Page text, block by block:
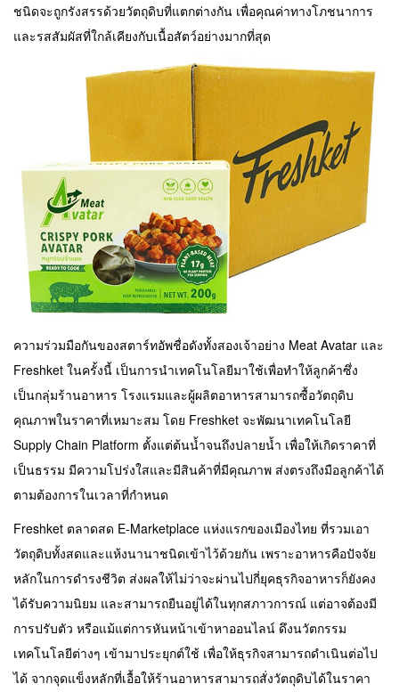
ชนิดจะถูกรังสรรด้วยวัตถุดิบที่แตกต่างกัน เพื่อคุณค่าทางโภชนาการ
และรสสัมผัสที่ใกล้เคียงกับเนื้อสัตว์อย่างมากที่สุด
ความร่วมมือกันของสตาร์ทอัพชื่อดังทั้งสองเจ้าอย่าง Meat Avatar และ
Freshket ในครั้งนี้ เป็นการนำเทคโนโลยีมาใช้เพื่อทำให้ลูกค้าซึ่ง
เป็นกลุ่มร้านอาหาร โรงแรมและผู้ผลิตอาหารสามารถซื้อวัตถุดิบ
คุณภาพในราคาที่เหมาะสม โดย Freshket จะพัฒนาเทคโนโลยี
Supply Chain Platform ตั้งแต่ต้นน้ำจนถึงปลายน้ำ เพื่อให้เกิดราคาที่
เป็นธรรม มีความโปร่งใสและมีสินค้าที่มีคุณภาพ ส่งตรงถึงมือลูกค้าได้
ตามต้องการในเวลาที่กำหนด
Freshket ตลาดสด E-Marketplace แห่งแรกของเมืองไทย ที่รวมเอา
วัตถุดิบทั้งสดและแห้งนานาชนิดเข้าไว้ด้วยกัน เพราะอาหารคือปัจจัย
หลักในการดำรงชีวิต ส่งผลให้ไม่ว่าจะผ่านไปกี่ยุคธุรกิจอาหารก็ยังคง
ได้รับความนิยม และสามารถยืนอยู่ได้ในทุกสภาวการณ์ แต่อาจต้องมี
การปรับตัว หรือแม้แต่การหันหน้าเข้าหาออนไลน์ ดึงนวัตกรรม
เทคโนโลยีต่างๆ เข้ามาประยุกต์ใช้ เพื่อให้ธุรกิจสามารถดำเนินต่อไป
ได้ จากจุดแข็งหลักที่เอื้อให้ร้านอาหารสามารถสั่งวัตถุดิบได้ในราคา